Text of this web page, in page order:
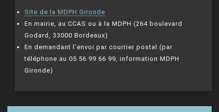
Site de la MDPH Gironde
En mairie, au CCAS ou à la MDPH (264 boulevard
Godard, 33000 Bordeaux)
En demandant l’envoi par courrier postal (par
téléphone au 05 56 99 66 99, information MDPH
Gironde)